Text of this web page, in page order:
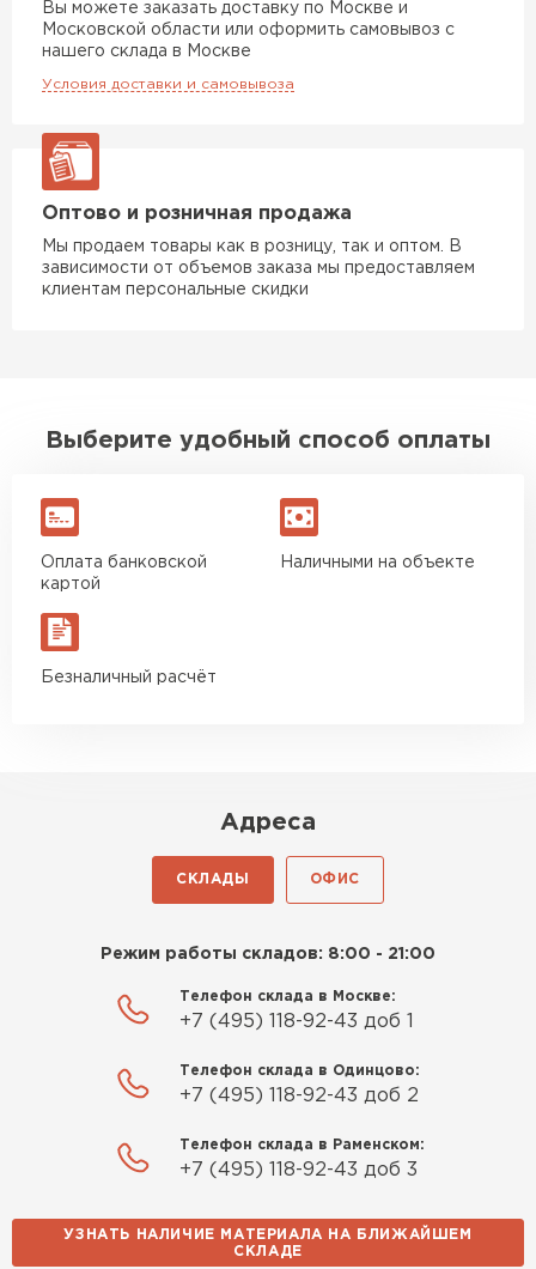
Вы можете заказать доставку по Москве и
Московской области или оформить самовывоз с
нашего склада в Москве
Условия доставки и самовывоза
Оптово и розничная продажа
Мы продаем товары как в розницу, так и оптом. В
зависимости от объемов заказа мы предоставляем
клиентам персональные скидки
Выберите удобный способ оплаты
Оплата банковской
картой
Наличными на объекте
Безналичный расчёт
Адреса
СКЛАДЫ ОФИС
Режим работы складов: 8:00 - 21:00
Телефон склада в Москве:
+7 (495) 118-92-43 доб 1
Телефон склада в Одинцово:
+7 (495) 118-92-43 доб 2
Телефон склада в Раменском:
+7 (495) 118-92-43 доб 3
УЗНАТЬ НАЛИЧИЕ МАТЕРИАЛА НА БЛИЖАЙШЕМ
СКЛАДЕ